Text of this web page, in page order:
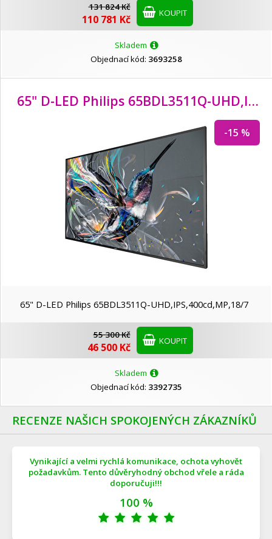
131 824 Kč
110 781 Kč KOUPIT
Skladem
Objednací kód: 3693258
65" D-LED Philips 65BDL3511Q-UHD,IPS,
-15 %
65" D-LED Philips 65BDL3511Q-UHD,IPS,400cd,MP,18/7
55 300 Kč
46 500 Kč KOUPIT
Skladem
Objednací kód: 3392735
RECENZE NAŠICH SPOKOJENÝCH ZÁKAZNÍKŮ
Vynikající a velmi rychlá komunikace, ochota vyhovět
požadavkům. Tento důvěryhodný obchod vřele a ráda
doporučuji!!!
100 %